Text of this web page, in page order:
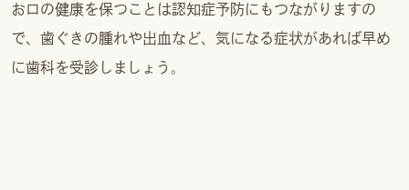
お口の健康を保つことは認知症予防にもつながりますの
で、歯ぐきの腫れや出血など、気になる症状があれば早め
に歯科を受診しましょう。